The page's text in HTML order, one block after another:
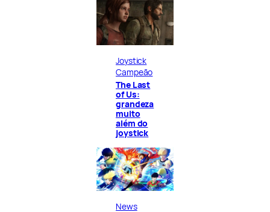
Joystick
Campeão
The Last
of Us:
grandeza
muito
além do
joystick
News